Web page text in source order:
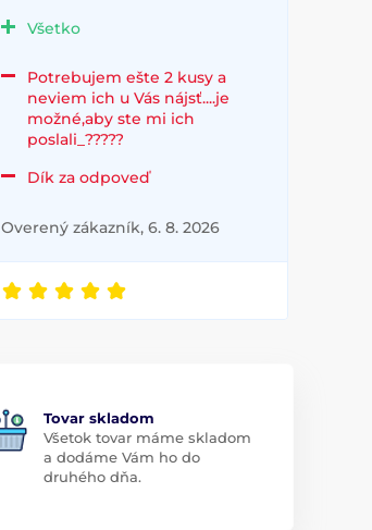
Všetko
Potrebujem ešte 2 kusy a
neviem ich u Vás nájsť....je
možné,aby ste mi ich
poslali_?????
Dík za odpoveď
Overený zákazník, 6. 8. 2026
Tovar skladom
Všetok tovar máme skladom
a dodáme Vám ho do
druhého dňa.